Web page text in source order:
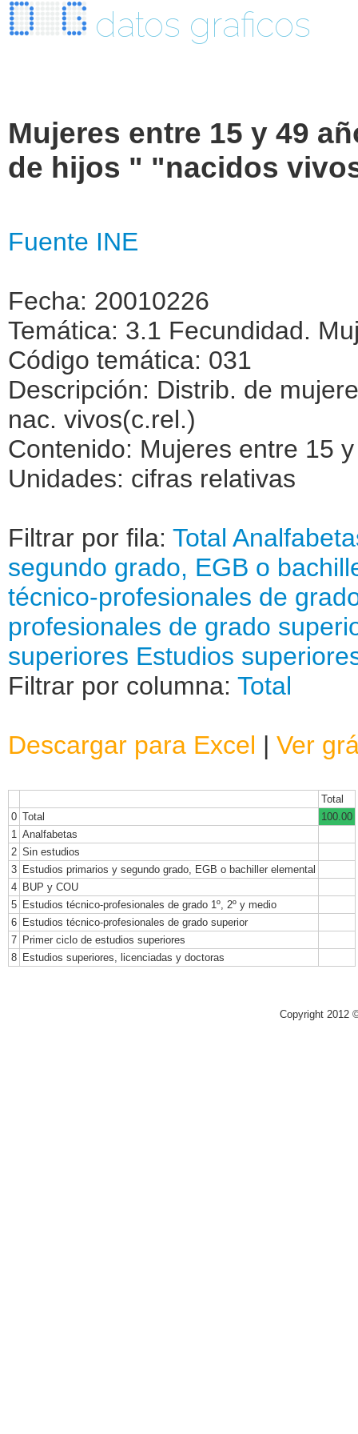
datos graficos
Mujeres entre 15 y 49
de hijos " "nacidos
Fuente INE
Fecha: 20010226
Temática: 3.1 Fecundidad.
Código temática: 031
Descripción: Distrib. de
nac. vivos(c.rel.)
Contenido: Mujeres entre 15
Unidades: cifras relativas
Filtrar por fila: Total
segundo grado, EGB o
técnico-profesionales de
profesionales de grado
superiores Estudios
Filtrar por columna: Total
Descargar para Excel | Ver
Total
0 Total
100.00
1 Analfabetas
2 Sin estudios
3 Estudios primarios y segundo grado, EGB o bachiller elemental
4 BUP y COU
5 Estudios técnico-profesionales de grado 1º, 2º y medio
6 Estudios técnico-profesionales de grado superior
7 Primer ciclo de estudios superiores
8 Estudios superiores, licenciadas y doctoras
Copyright 2012